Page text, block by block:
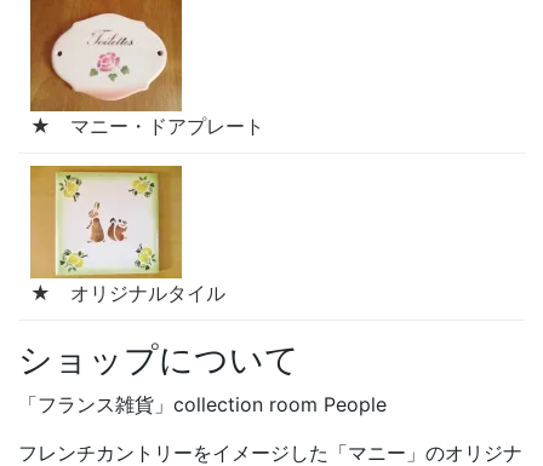
★ マニー・ドアプレート
★ オリジナルタイル
ショップについて
「フランス雑貨」collection room People
フレンチカントリーをイメージした「マニー」のオリジナ